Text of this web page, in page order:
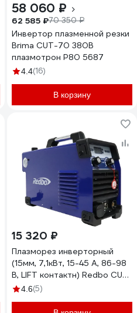
58 060 ₽
62 585 ₽70 350 ₽
Инвертор плазменной резки
Brima CUT-70 380В
плазмотрон P80 5687
4.4(16)
В корзину
15 320 ₽
Плазморез инверторный
(15мм, 7,1кВт, 15-45 А, 86-98
В, LIFT контактн) Redbo CUT-
45 28511
4.6(5)